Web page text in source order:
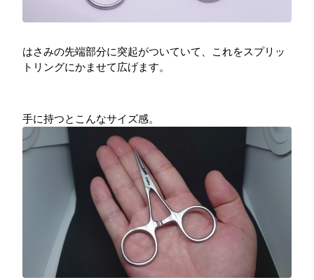
はさみの先端部分に突起がついていて、これをスプリッ
トリングにかませて広げます。
手に持つとこんなサイズ感。